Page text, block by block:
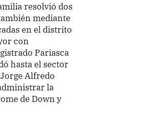
resolvió dos
mediante
en el distrito
con
Pariasca
hasta el sector
Alfredo
la
de Down y